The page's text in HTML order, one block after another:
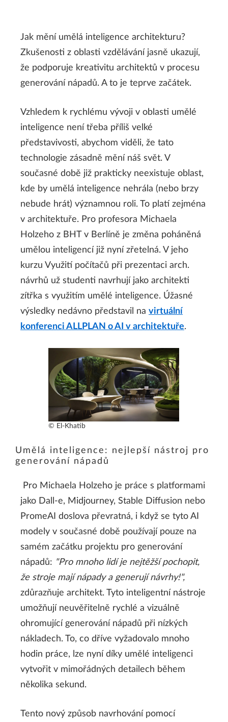
Jak mění umělá inteligence architekturu?
Zkušenosti z oblasti vzdělávání jasně ukazují,
že podporuje kreativitu architektů v procesu
generování nápadů. A to je teprve začátek.
Vzhledem k rychlému vývoji v oblasti umělé
inteligence není třeba příliš velké
představivosti, abychom viděli, že tato
technologie zásadně mění náš svět. V
současné době již prakticky neexistuje oblast,
kde by umělá inteligence nehrála (nebo brzy
nebude hrát) významnou roli. To platí zejména
v architektuře. Pro profesora Michaela
Holzeho z BHT v Berlíně je změna poháněná
umělou inteligencí již nyní zřetelná. V jeho
kurzu Využití počítačů při prezentaci arch.
návrhů už studenti navrhují jako architekti
zítřka s využitím umělé inteligence. Úžasné
výsledky nedávno představil na virtuální
konferenci ALLPLAN o AI v architektuře.
© El-Khatib
Umělá inteligence: nejlepší nástroj pro
generování nápadů
Pro Michaela Holzeho je práce s platformami
jako Dall-e, Midjourney, Stable Diffusion nebo
PromeAI doslova převratná, i když se tyto AI
modely v současné době používají pouze na
samém začátku projektu pro generování
nápadů: "Pro mnoho lidí je nejtěžší pochopit,
že stroje mají nápady a generují návrhy!",
zdůrazňuje architekt. Tyto inteligentní nástroje
umožňují neuvěřitelně rychlé a vizuálně
ohromující generování nápadů při nízkých
nákladech. To, co dříve vyžadovalo mnoho
hodin práce, lze nyní díky umělé inteligenci
vytvořit v mimořádných detailech během
několika sekund.
Tento nový způsob navrhování pomocí